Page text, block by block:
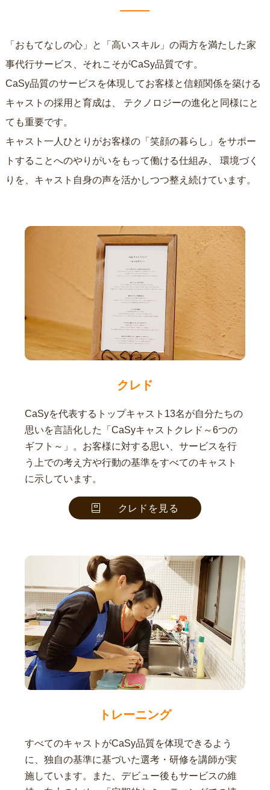
「おもてなしの心」と「高いスキル」の両方を満たした家
事代行サービス、それこそがCaSy品質です。
CaSy品質のサービスを体現してお客様と信頼関係を築ける
キャストの採用と育成は、
ても重要です。
キャスト一人ひとりがお客様の「笑顔の暮らし」をサポー
トすることへのやりがいをもって働ける仕組み、
りを、キャスト自身の声を活かしつつ整え続けています。
クレド
CaSyを代表するトップキャスト13名が自分たちの
思いを言語化した「CaSyキャストクレド～6つの
ギフト～」。お客様に対する思い、サービスを行
う上での考え方や行動の基準をすべてのキャスト
に示しています。
クレドを見る
トレーニング
すべてのキャストがCaSy品質を体現できるよう
に、独自の基準に基づいた選考・研修を講師が実
施しています。また、デビュー後もサービスの維